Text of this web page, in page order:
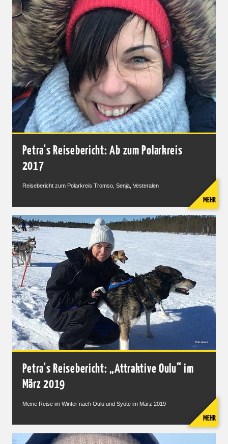
Petra's Reisebericht: Ab zum Polarkreis
2017
Reisebericht zum Polarkreis Tromso, Senja, Vesteralen
MEHR
Petra's Reisebericht: „Attraktive Oulu“ im
März 2019
Meine Reise im Winter nach Oulu und Syöte im März 2019
MEHR